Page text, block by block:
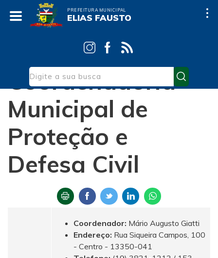
PREFEITURA MUNICIPAL
ELIAS FAUSTO
Secretarias
Coordenadoria
Municipal de
Proteção e
Defesa Civil
Coordenador: Mário Augusto Giatti
Endereço: Rua Siqueira Campos, 100
- Centro - 13350-041